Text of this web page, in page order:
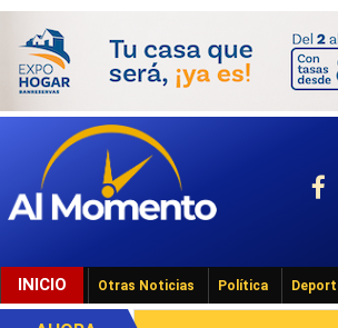
INICIO Otras Noticias Política